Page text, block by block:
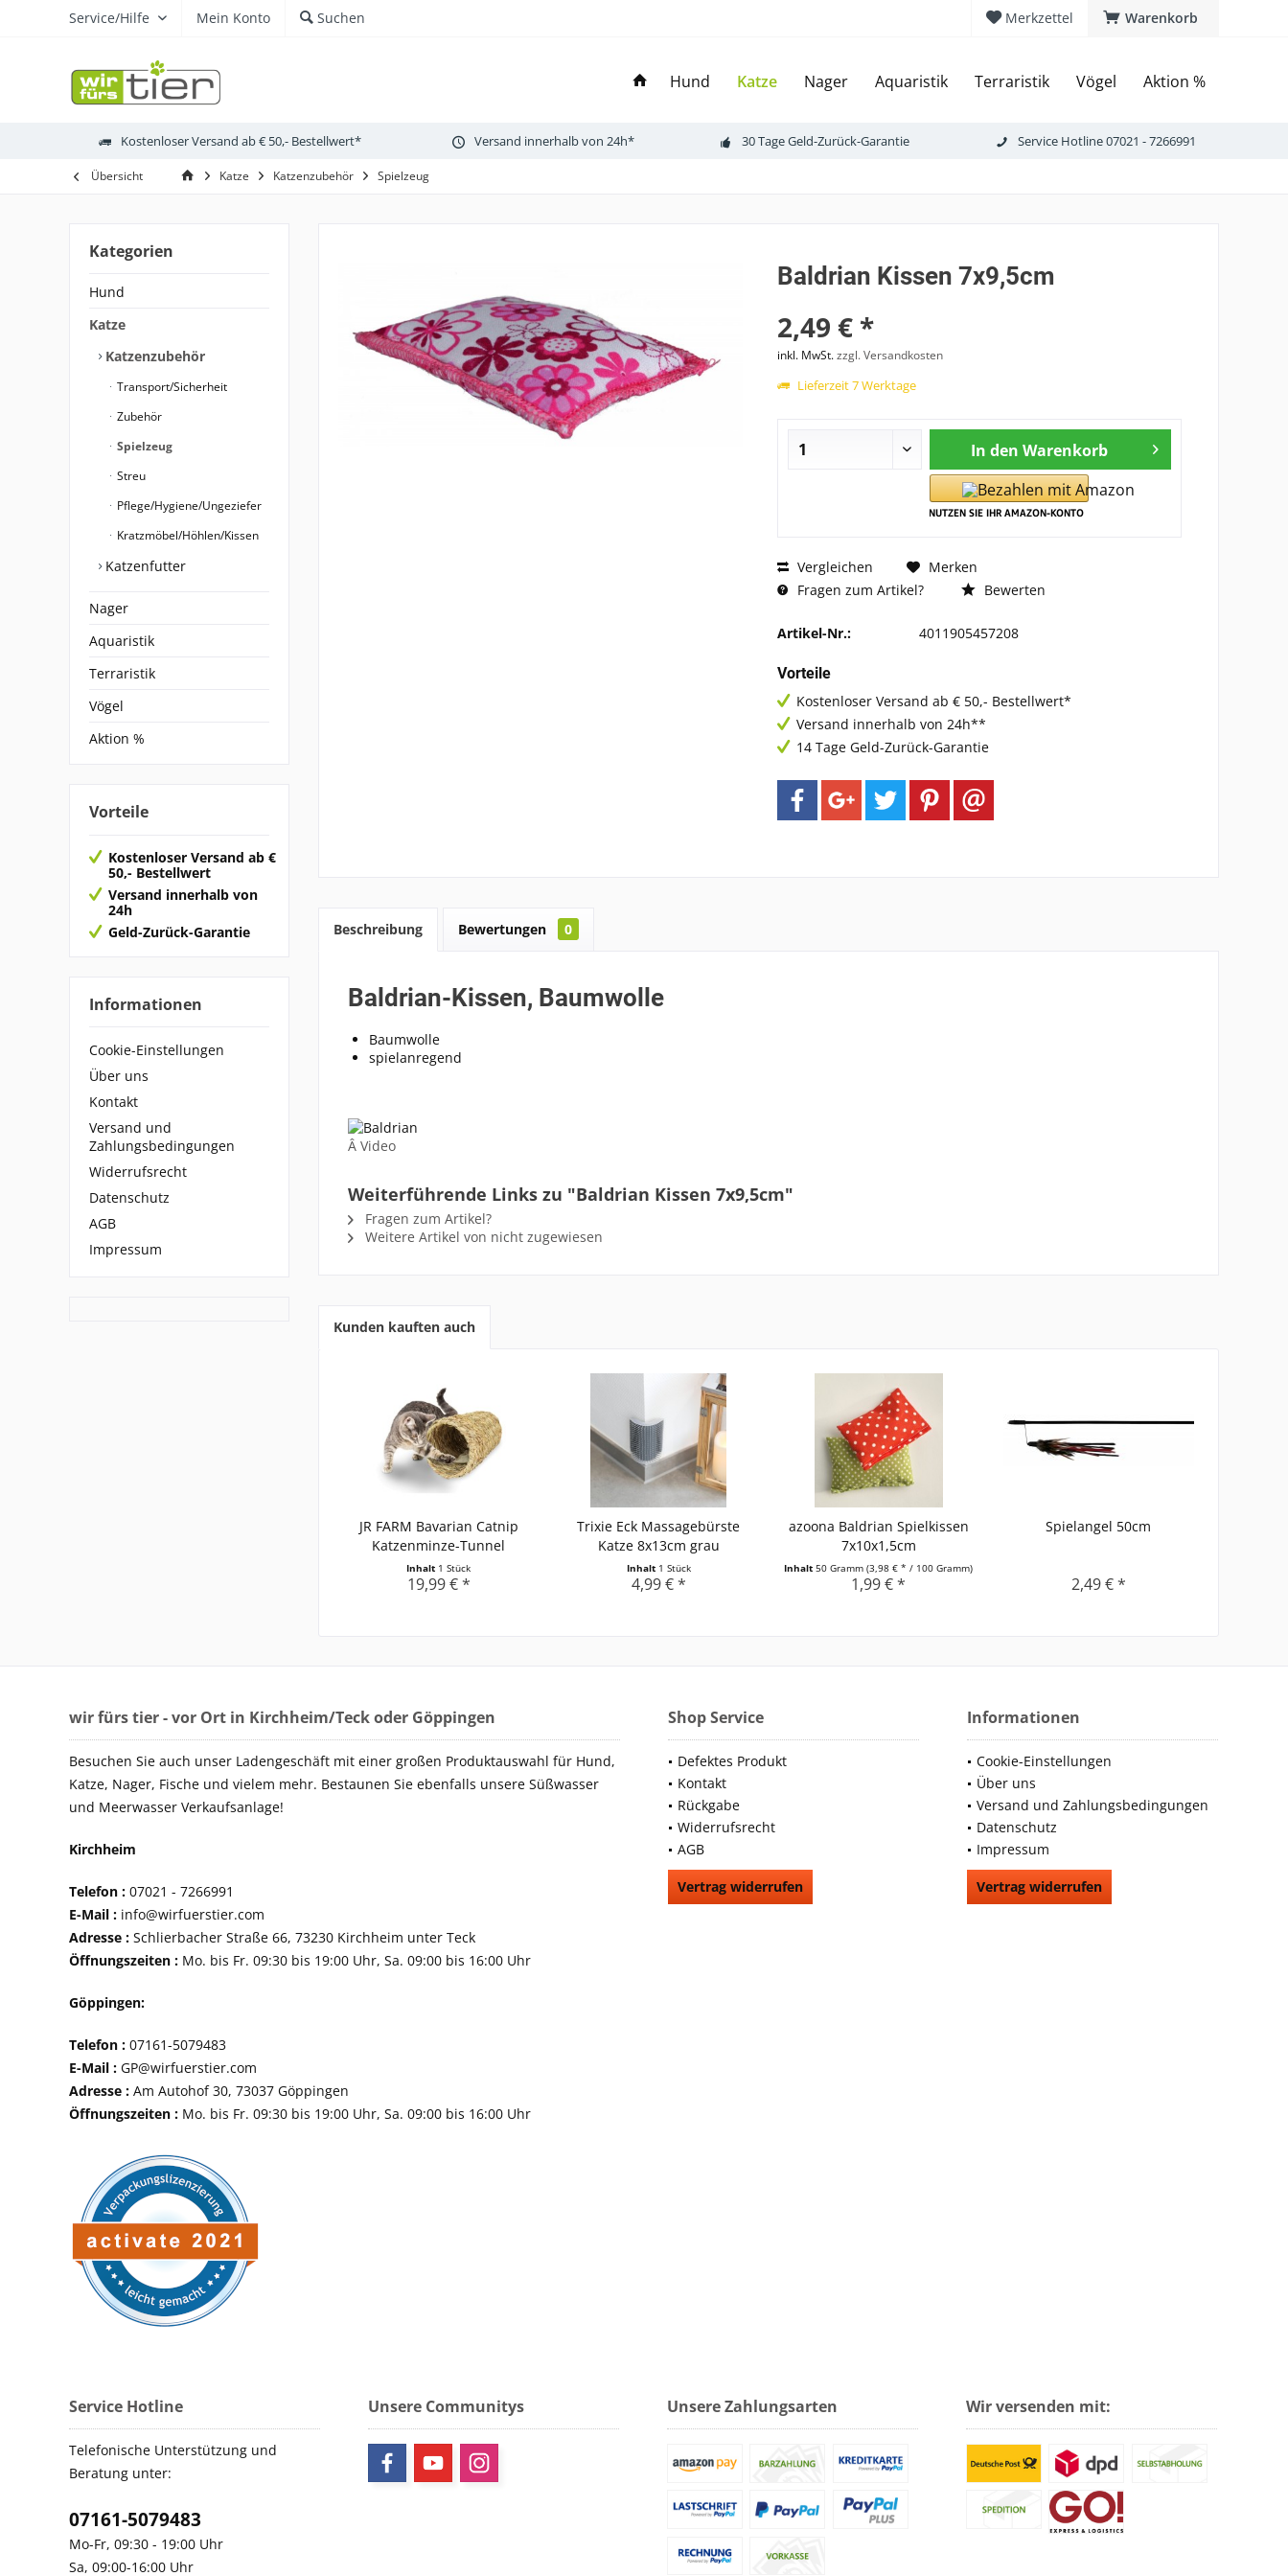
Warenkorb
Merkzettel
Service/Hilfe Mein Konto Suchen
Hund Katze Nager Aquaristik Terraristik Vögel Aktion %
Kostenloser Versand ab € 50,- Bestellwert* Versand innerhalb von 24h* 30 Tage Geld-Zurück-Garantie Service Hotline 07021 - 7266991
Übersicht Katze Katzenzubehör Spielzeug
Kategorien
Hund
Katze
Katzenzubehör
Transport/Sicherheit
Zubehör
Spielzeug
Streu
Pflege/Hygiene/Ungeziefer
Kratzmöbel/Höhlen/Kissen
Katzenfutter
Nager
Aquaristik
Terraristik
Vögel
Aktion %
Vorteile
Kostenloser Versand ab €
50,- Bestellwert
Versand innerhalb von
24h
Geld-Zurück-Garantie
Informationen
Cookie-Einstellungen
Über uns
Kontakt
Versand und
Zahlungsbedingungen
Widerrufsrecht
Datenschutz
AGB
Impressum
Baldrian Kissen 7x9,5cm
2,49 € *
inkl. MwSt.zzgl. Versandkosten
Lieferzeit 7 Werktage
In den Warenkorb
Vergleichen
Merken
Fragen zum Artikel?
Bewerten
Artikel-Nr.: 4011905457208
Vorteile
Kostenloser Versand ab € 50,- Bestellwert*
Versand innerhalb von 24h**
14 Tage Geld-Zurück-Garantie
Beschreibung Bewertungen 0
Baldrian-Kissen, Baumwolle
Baumwolle
spielanregend
Â Video
Weiterführende Links zu "Baldrian Kissen 7x9,5cm"
Fragen zum Artikel?
Weitere Artikel von nicht zugewiesen
Kunden kauften auch
JR FARM Bavarian Catnip
Katzenminze-Tunnel
Inhalt 1 Stück
19,99 € *
Trixie Eck Massagebürste
Katze 8x13cm grau
Inhalt 1 Stück
4,99 € *
azoona Baldrian Spielkissen
7x10x1,5cm
Inhalt50 Gramm(3,98 € * / 100 Gramm)
1,99 € *
Spielangel 50cm
2,49 € *
wir fürs tier - vor Ort in Kirchheim/Teck oder Göppingen
Besuchen Sie auch unser Ladengeschäft mit einer großen Produktauswahl für Hund,
Katze, Nager, Fische und vielem mehr. Bestaunen Sie ebenfalls unsere Süßwasser
und Meerwasser Verkaufsanlage!
Kirchheim
Telefon : 07021 - 7266991
E-Mail : info@wirfuerstier.com
Adresse : Schlierbacher Straße 66, 73230 Kirchheim unter Teck
Öffnungszeiten : Mo. bis Fr. 09:30 bis 19:00 Uhr, Sa. 09:00 bis 16:00 Uhr
Göppingen:
Telefon : 07161-5079483
E-Mail : GP@wirfuerstier.com
Adresse : Am Autohof 30, 73037 Göppingen
Öffnungszeiten : Mo. bis Fr. 09:30 bis 19:00 Uhr, Sa. 09:00 bis 16:00 Uhr
Shop Service
Defektes Produkt
Kontakt
Rückgabe
Widerrufsrecht
AGB
Vertrag widerrufen
Informationen
Cookie-Einstellungen
Über uns
Versand und Zahlungsbedingungen
Datenschutz
Impressum
Vertrag widerrufen
Service Hotline
Telefonische Unterstützung und
Beratung unter:
07161-5079483
Mo-Fr, 09:30 - 19:00 Uhr
Sa, 09:00-16:00 Uhr
Unsere Communitys Unsere Zahlungsarten Wir versenden mit: